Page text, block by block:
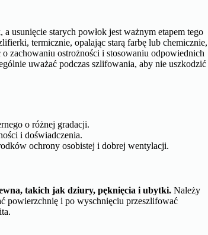
usunięcie starych powłok jest ważnym etapem tego
termicznie, opalając starą farbę lub chemicznie,
zachowaniu ostrożności i stosowaniu odpowiednich
uważać podczas szlifowania, aby nie uszkodzić
o różnej gradacji.
i doświadczenia.
ochrony osobistej i dobrej wentylacji.
takich jak dziury, pęknięcia i ubytki. Należy
powierzchnię i po wyschnięciu przeszlifować